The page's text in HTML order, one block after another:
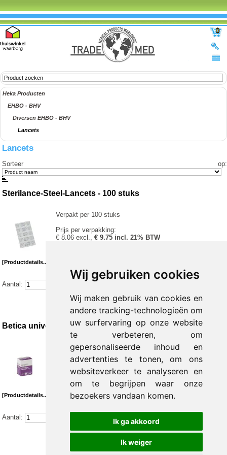
Wij gebruiken cookies
Wij maken gebruik van cookies en
andere tracking-technologieën om
uw surfervaring op onze website
te verbeteren, om
gepersonaliseerde inhoud en
advertenties te tonen, om ons
websiteverkeer te analyseren en
om te begrijpen waar onze
bezoekers vandaan komen.
Ik ga akkoord
Ik weiger
0
Heka Producten
EHBO - BHV
Diversen EHBO - BHV
Lancets
Lancets
Sorteer op:
Sterilance-Steel-Lancets - 100 stuks
Verpakt per 100 stuks
Prijs per verpakking:
€ 8.06 excl.,€ 9.75 incl. 21% BTW
[Productdetails...]
Aantal:
Betica universele lancetten 28G - 100 stuks
Verpakt per 100 stuks
Prijs per verpakking:
€ 4.80 excl.,€ 5.23 incl. 9% BTW
[Productdetails...]
Aantal: